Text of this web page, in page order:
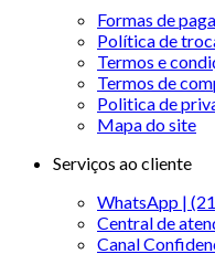
Formas de
Política de
Termos e
Termos de
Politica de
Mapa do site
Serviços ao cliente
WhatsApp |
Central de
Canal